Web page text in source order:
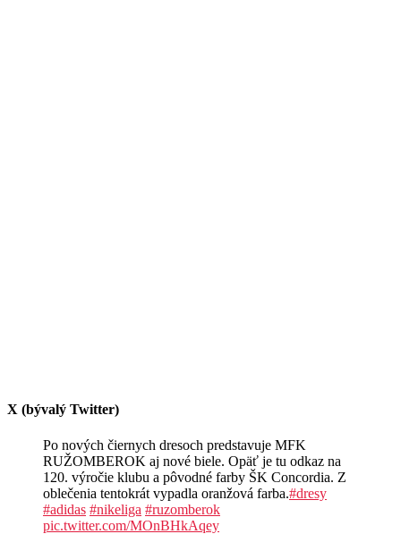
X (bývalý Twitter)
Po nových čiernych dresoch predstavuje MFK
RUŽOMBEROK aj nové biele. Opäť je tu odkaz na
120. výročie klubu a pôvodné farby ŠK Concordia. Z
oblečenia tentokrát vypadla oranžová farba.#dresy
#adidas #nikeliga #ruzomberok
pic.twitter.com/MOnBHkAqey